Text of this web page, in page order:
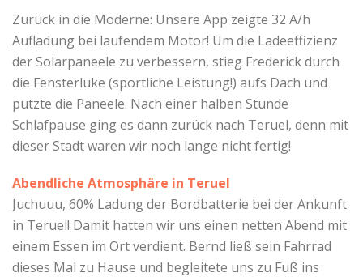
Zurück in die Moderne: Unsere App zeigte 32 A/h
Aufladung bei laufendem Motor! Um die Ladeeffizienz
der Solarpaneele zu verbessern, stieg Frederick durch
die Fensterluke (sportliche Leistung!) aufs Dach und
putzte die Paneele. Nach einer halben Stunde
Schlafpause ging es dann zurück nach Teruel, denn mit
dieser Stadt waren wir noch lange nicht fertig!
Abendliche Atmosphäre in Teruel
Juchuuu, 60% Ladung der Bordbatterie bei der Ankunft
in Teruel! Damit hatten wir uns einen netten Abend mit
einem Essen im Ort verdient. Bernd ließ sein Fahrrad
dieses Mal zu Hause und begleitete uns zu Fuß ins